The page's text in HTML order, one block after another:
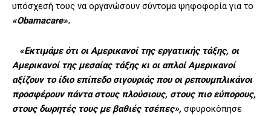
υπόσχεσή τους να οργανώσουν σύντομα ψηφοφορία για το
«Obamacare».
«Εκτιμάμε ότι οι Αμερικανοί της εργατικής τάξης, οι
Αμερικανοί της μεσαίας τάξης κι οι απλοί Αμερικανοί
αξίζουν το ίδιο επίπεδο σιγουριάς που οι ρεπουμπλικάνοι
προσφέρουν πάντα στους πλούσιους, στους πιο εύπορους,
στους δωρητές τους με βαθιές τσέπες», σφυροκόπησε